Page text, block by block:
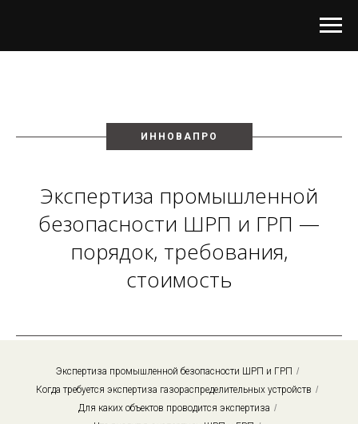
ИННОВАПРО
Экспертиза промышленной
безопасности ШРП и ГРП —
порядок, требования,
стоимость
Экспертиза промышленной безопасности ШРП и ГРП /
Когда требуется экспертиза газораспределительных устройств /
Для каких объектов проводится экспертиза /